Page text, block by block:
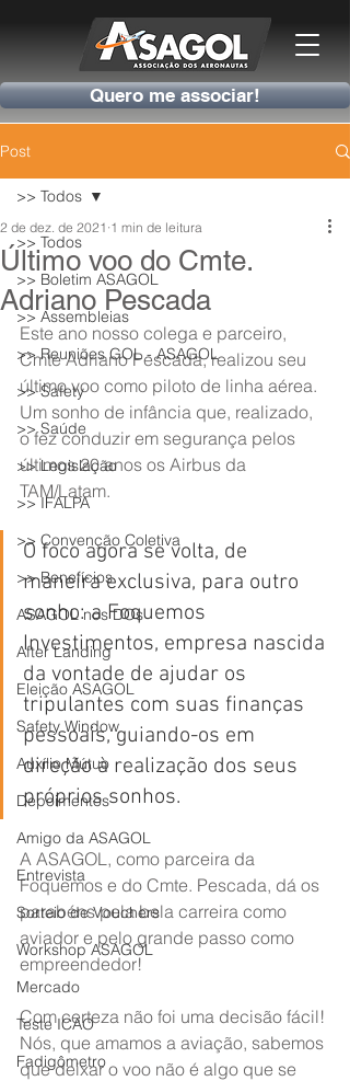
Quero me associar!
Post
>> Todos
>> Boletim ASAGOL
>> Assembleias
>> Reuniões GOL - ASAGOL
>> Safety
>> Saúde
>> Legislação
>> IFALPA
>> Convenção Coletiva
>> Benefícios
ASAGOL nos DOs
After Landing
Eleição ASAGOL
Safety Window
Auxílio Mútuo
Depoimentos
Amigo da ASAGOL
Entrevista
Sorteio de Vouchers
Workshop ASAGOL
Mercado
Teste ICAO
Fadigômetro
>> Todos
Último voo do Cmte.
Adriano Pescada
2 de dez. de 2021 1 min de leitura
Este ano nosso colega e parceiro,
Cmte Adriano Pescada, realizou seu
último voo como piloto de linha aérea.
Um sonho de infância que, realizado,
o fez conduzir em segurança pelos
últimos 20 anos os Airbus da
TAM/Latam.
O foco agora se volta, de
maneira exclusiva, para outro
sonho: a Foquemos
Investimentos, empresa nascida
da vontade de ajudar os
tripulantes com suas finanças
pessoais, guiando-os em
direção à realização dos seus
próprios sonhos.
A ASAGOL, como parceira da
Foquemos e do Cmte. Pescada, dá os
parabéns pela bela carreira como
aviador e pelo grande passo como
empreendedor!
Com certeza não foi uma decisão fácil!
Nós, que amamos a aviação, sabemos
que deixar o voo não é algo que se